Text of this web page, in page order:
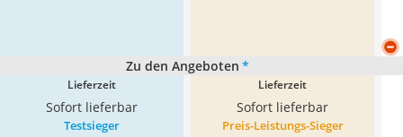
Zu den Angeboten *
Lieferzeit
Sofort lieferbar
Lieferzeit
Sofort lieferbar
Testsieger Preis-Leistungs-Sieger